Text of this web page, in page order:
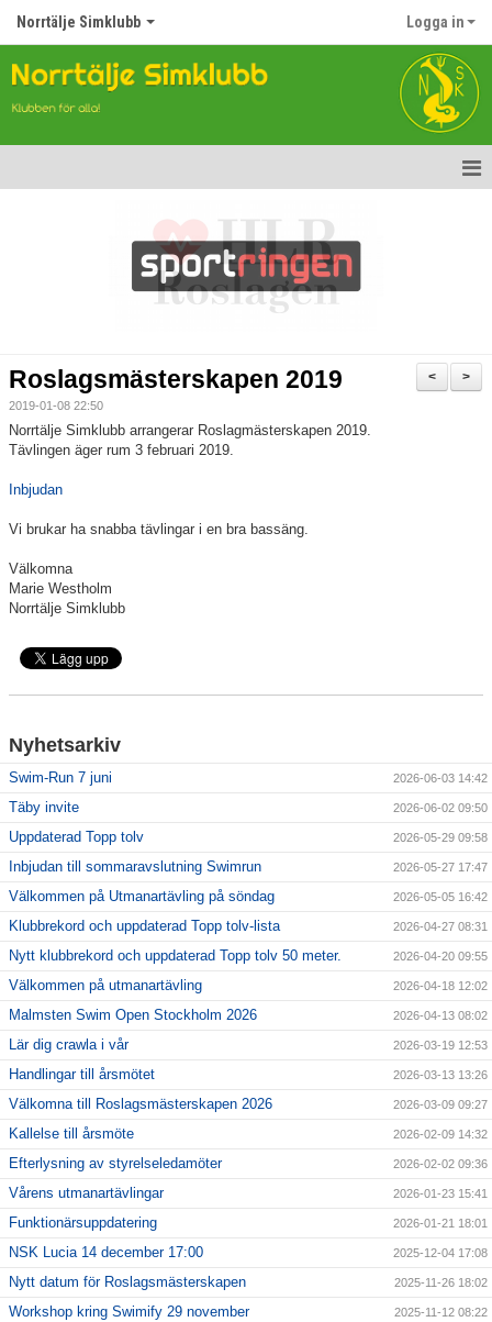
Norrtälje Simklubb Logga in
Topp Tolv
Anmälan till Simklubben
Våra tävlingar
>
<
Roslagsmästerskapen 2019
2019-01-08 22:50
Norrtälje Simklubb arrangerar Roslagmästerskapen 2019.
Tävlingen äger rum 3 februari 2019.
Inbjudan
Vi brukar ha snabba tävlingar i en bra bassäng.
Välkomna
Marie Westholm
Norrtälje Simklubb
Nyhetsarkiv
Swim-Run 7 juni 2026-06-03 14:42
Täby invite 2026-06-02 09:50
Uppdaterad Topp tolv 2026-05-29 09:58
Inbjudan till sommaravslutning Swimrun 2026-05-27 17:47
Välkommen på Utmanartävling på söndag 2026-05-05 16:42
Klubbrekord och uppdaterad Topp tolv-lista 2026-04-27 08:31
Nytt klubbrekord och uppdaterad Topp tolv 50 meter. 2026-04-20 09:55
Välkommen på utmanartävling 2026-04-18 12:02
Malmsten Swim Open Stockholm 2026 2026-04-13 08:02
Lär dig crawla i vår 2026-03-19 12:53
Handlingar till årsmötet 2026-03-13 13:26
Välkomna till Roslagsmästerskapen 2026 2026-03-09 09:27
Kallelse till årsmöte 2026-02-09 14:32
Efterlysning av styrelseledamöter 2026-02-02 09:36
Vårens utmanartävlingar 2026-01-23 15:41
Funktionärsuppdatering 2026-01-21 18:01
NSK Lucia 14 december 17:00 2025-12-04 17:08
Nytt datum för Roslagsmästerskapen 2025-11-26 18:02
Workshop kring Swimify 29 november 2025-11-12 08:22